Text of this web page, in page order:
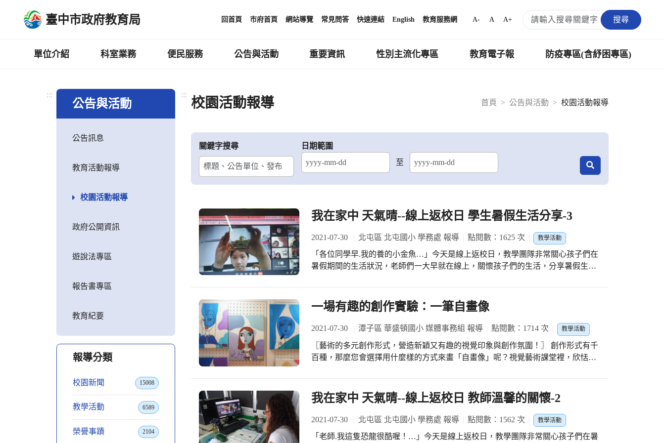
臺中市政府教育局 回首頁 市府首頁 網站導覽 常見問答 快速連結 English 教育服務網 A- A A+ 搜尋
單位介紹 科室業務 便民服務 公告與活動 重要資訊 性別主流化專區 教育電子報 防疫專區(含紓困專區)
:::
公告與活動
公告訊息
教育活動報導
校園活動報導
政府公開資訊
遊說法專區
報告書專區
教育紀要
報導分類
校園新聞 15008
教學活動 6589
榮譽事蹟 2104
:::
首頁
公告與活動 校園活動報導
校園活動報導
關鍵字搜尋
日期範圍
至
結束日期
我在家中 天氣晴--線上返校日 學生暑假生活分享-3
2021-07-30 北屯區 北屯國小 學務處 報導 點閱數：1625 次 教學活動
「各位同學早.我的養的小金魚…」今天是線上返校日，教學團隊非常關心孩子們在
暑假期間的生活狀況，老師們一大早就在線上，關懷孩子們的生活，分享暑假生
一場有趣的創作實驗：一筆自畫像
2021-07-30 潭子區 華盛頓國小 媒體事務組 報導 點閱數：1714 次 教學活動
〖藝術的多元創作形式，營造新穎又有趣的視覺印象與創作氛圍！〗 創作形式有千
百種，那麼您會選擇用什麼樣的方式來畫「自畫像」呢？視覺藝術課堂裡，欣恬老
勒、描繪出極具特色的自畫像。 最後完成的作品果然呈現了截然不同的視覺印象，
驚艷每一雙欣賞的目光。
我在家中 天氣晴--線上返校日 教師溫馨的關懷-2
2021-07-30 北屯區 北屯國小 學務處 報導 點閱數：1562 次 教學活動
「老師.我這隻恐龍很酷喔！…」今天是線上返校日，教學團隊非常關心孩子們在暑